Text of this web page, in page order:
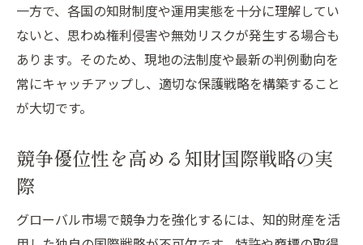
一方で、各国の知財制度や運用実態を十分に理解してい
ないと、思わぬ権利侵害や無効リスクが発生する場合も
あります。そのため、現地の法制度や最新の判例動向を
常にキャッチアップし、適切な保護戦略を構築すること
が大切です。
競争優位性を高める知財国際戦略の実
際
グローバル市場で競争力を強化するには、知的財産を活